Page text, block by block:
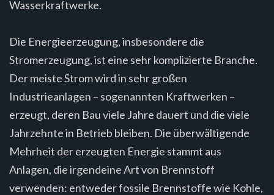
Wasserkraftwerke.
Die Energieerzeugung, insbesondere die
Stromerzeugung, ist eine sehr komplizierte Branche.
Der meiste Strom wird in sehr großen
Industrieanlagen – sogenannten Kraftwerken –
erzeugt, deren Bau viele Jahre dauert und die viele
Jahrzehnte in Betrieb bleiben. Die überwältigende
Mehrheit der erzeugten Energie stammt aus
Anlagen, die irgendeine Art von Brennstoff
verwenden: entweder fossile Brennstoffe wie Kohle,